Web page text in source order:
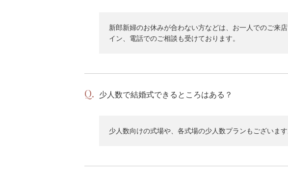
新郎新婦のお休みが合わない方などは、お一人でのご来
イン、電話でのご相談も受けております。
少人数で結婚式できるところはある？
少人数向けの式場や、各式場の少人数プランもございま